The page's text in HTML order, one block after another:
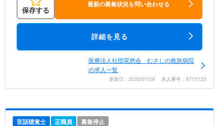
保存する
最新の募集状況を問い合わせる
詳細を見る
医療法人社団晃悠会 むさしの救急病院
の求人一覧
更新日：2025/07/29 求人番号：9775725
言語聴覚士 正職員 募集停止